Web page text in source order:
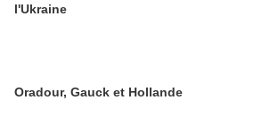
l'Ukraine
Oradour, Gauck et Hollande